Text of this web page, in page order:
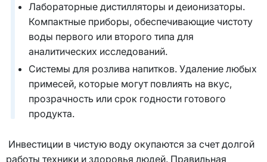
Лабораторные дистилляторы и деионизаторы.
Компактные приборы, обеспечивающие чистоту
воды первого или второго типа для
аналитических исследований.
Системы для розлива напитков. Удаление любых
примесей, которые могут повлиять на вкус,
прозрачность или срок годности готового
продукта.
Инвестиции в чистую воду окупаются за счет долгой
работы техники и здоровья людей. Правильная